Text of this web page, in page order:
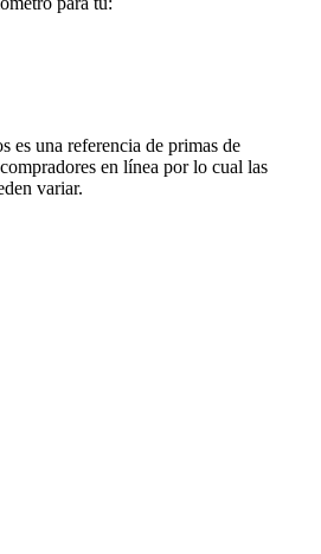
es una referencia de primas de
en línea por lo cual las
variar.